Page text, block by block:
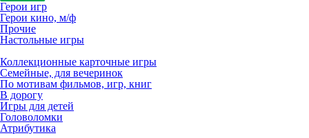
Герои игр
Герои кино, м/ф
Прочие
Настольные игры
Коллекционные карточные игры
Семейные, для вечеринок
По мотивам фильмов, игр, книг
В дорогу
Игры для детей
Головоломки
Атрибутика